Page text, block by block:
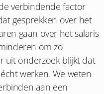
verbindende factor
gesprekken over het
gaan over het salaris
om zo
uit onderzoek blijkt dat
werken. We weten
aan een